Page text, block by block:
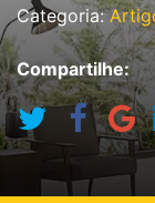
Categoria:
Compartilhe: